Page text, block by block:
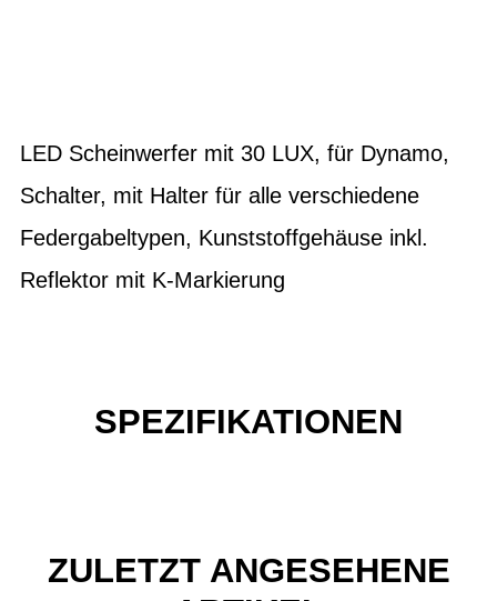
LED Scheinwerfer mit 30 LUX, für Dynamo,
Schalter, mit Halter für alle verschiedene
Federgabeltypen, Kunststoffgehäuse inkl.
Reflektor mit K-Markierung
SPEZIFIKATIONEN
ZULETZT ANGESEHENE